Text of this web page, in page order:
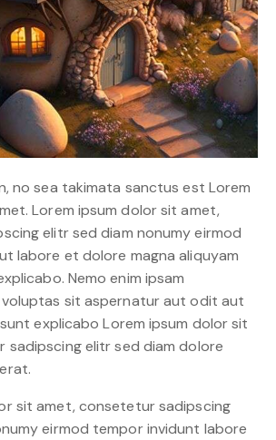
no sea takimata sanctus est Lorem
Lorem ipsum dolor sit amet,
elitr sed diam nonumy eirmod
labore et dolore magna aliquyam
Nemo enim ipsam
sit aspernatur aut odit aut
explicabo Lorem ipsum dolor sit
sadipscing elitr sed diam dolore
sit amet, consetetur sadipscing
eirmod tempor invidunt labore